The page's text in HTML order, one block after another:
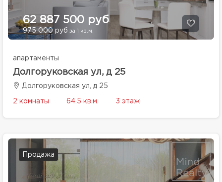
62 887 500 руб
975 000 руб за 1 кв.м.
апартаменты
Долгоруковская ул, д 25
Долгоруковская ул, д 25
2 комнаты 64.5 кв.м. 3 этаж
Продажа